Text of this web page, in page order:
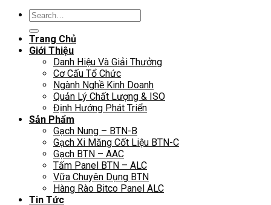
Search
for:
Trang Chủ
Giới Thiệu
Danh Hiệu Và Giải Thưởng
Cơ Cấu Tổ Chức
Ngành Nghề Kinh Doanh
Quản Lý Chất Lượng & ISO
Định Hướng Phát Triển
Sản Phẩm
Gạch Nung – BTN-B
Gạch Xi Măng Cốt Liệu BTN-C
Gạch BTN – AAC
Tấm Panel BTN – ALC
Vữa Chuyên Dụng BTN
Hàng Rào Bitco Panel ALC
Tin Tức